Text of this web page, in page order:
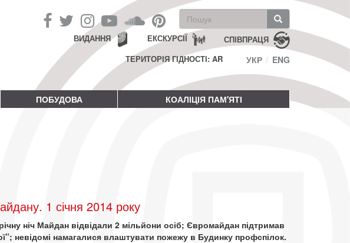
Пошукова
форма
Пошук СПІВПРАЦЯ
ЕКСКУРСІЇ
ВИДАННЯ
ТЕРИТОРІЯ ГІДНОСТІ: AR
УКР ENG
ПОБУДОВА КОАЛІЦІЯ ПАМ'ЯТІ
1 січня 2014 року
ніч Майдан відвідали 2 мільйони осіб; Євромайдан підтримав
невідомі намагалися влаштувати пожежу в Будинку профспілок.